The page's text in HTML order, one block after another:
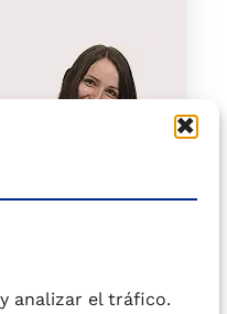
analizar el tráfico.